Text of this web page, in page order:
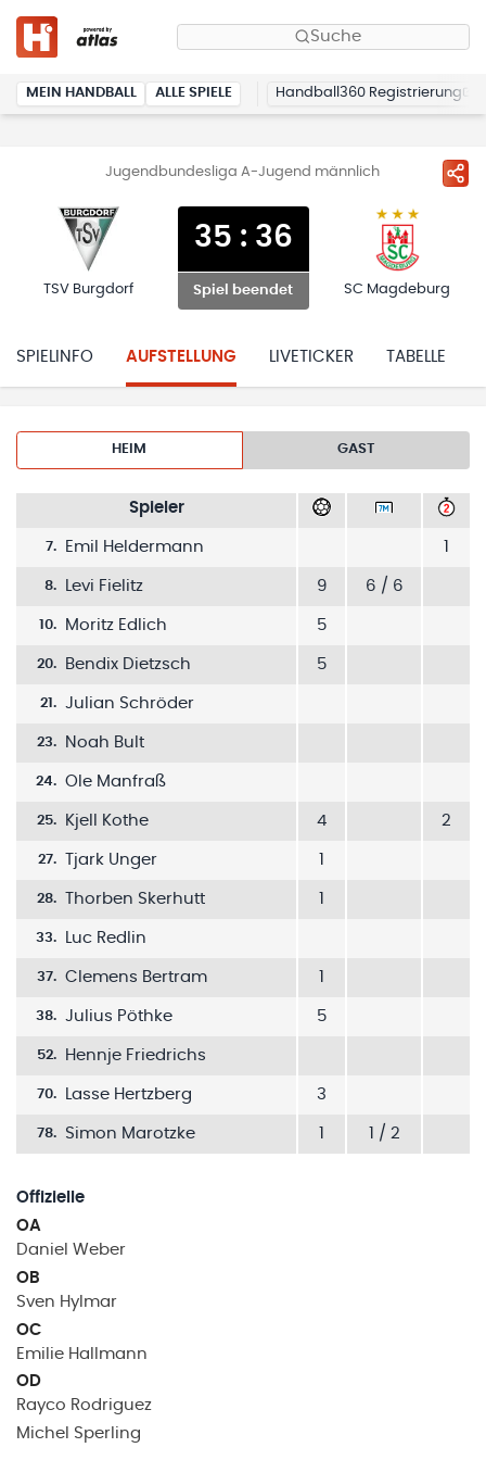
Suche
MEIN HANDBALL ALLE SPIELE Handball360 Registrierung
Jugendbundesliga A-Jugend männlich
TSV Burgdorf
35 : 36
Spiel beendet SC Magdeburg
SPIELINFO AUFSTELLUNG LIVETICKER TABELLE
HEIM GAST
Spieler
7. Emil Heldermann
8. Levi Fielitz 9 6 / 6
10. Moritz Edlich 5
20. Bendix Dietzsch 5
21. Julian Schröder
23. Noah Bult
24. Ole Manfraß
25. Kjell Kothe 4 2
27. Tjark Unger
28. Thorben Skerhutt
33. Luc Redlin
37. Clemens Bertram
38. Julius Pöthke 5
52. Hennje Friedrichs
70. Lasse Hertzberg 3
78. Simon Marotzke 1 / 2
Offizielle
OA
Daniel Weber
OB
Sven Hylmar
OC
Emilie Hallmann
OD
Rayco Rodriguez
Michel Sperling